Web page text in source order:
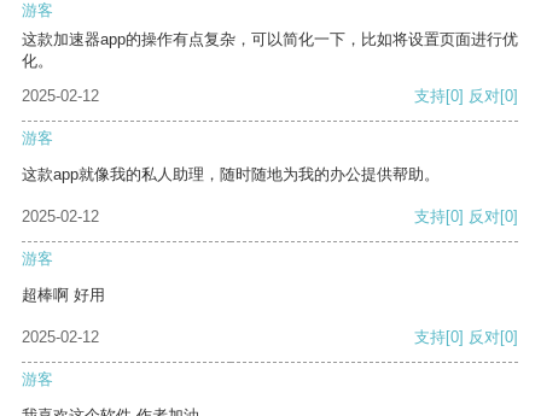
游客
这款加速器app的操作有点复杂，可以简化一下，比如将设置页面进行优
化。
2025-02-12
支持[0] 反对[0]
游客
这款app就像我的私人助理，随时随地为我的办公提供帮助。
2025-02-12 支持[0] 反对[0]
游客
超棒啊 好用
2025-02-12 支持[0] 反对[0]
游客